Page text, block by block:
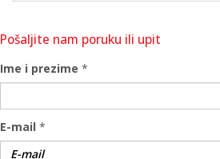
Pošaljite nam poruku ili upit
Ime i prezime *
E-mail *